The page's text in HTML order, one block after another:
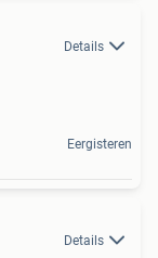
Details
Eergisteren
Details